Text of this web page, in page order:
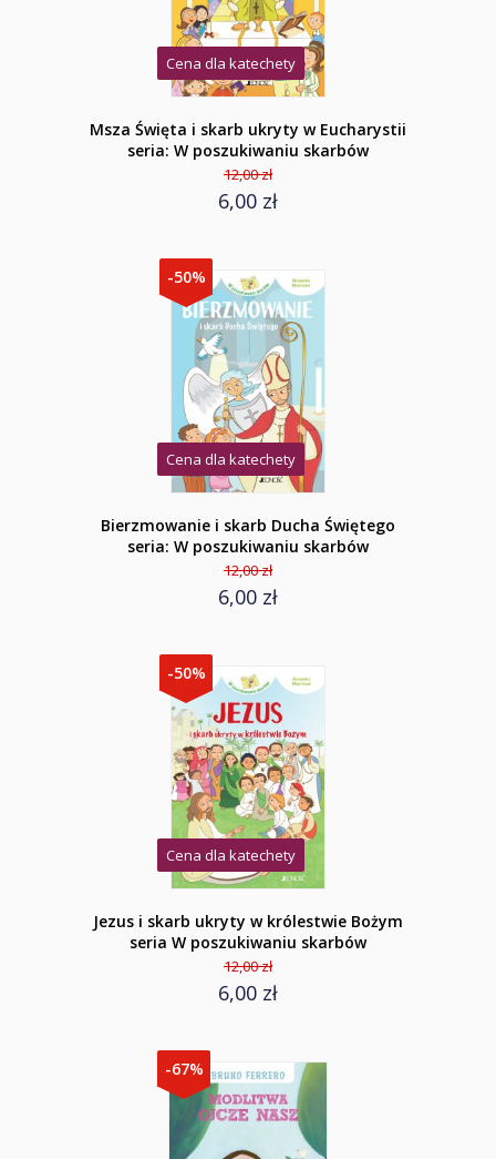
Cena dla katechety
Msza Święta i skarb ukryty w Eucharystii
seria: W poszukiwaniu skarbów
12,00 zł
6,00 zł
-50%
Cena dla katechety
Bierzmowanie i skarb Ducha Świętego
seria: W poszukiwaniu skarbów
12,00 zł
6,00 zł
-50%
Cena dla katechety
Jezus i skarb ukryty w królestwie Bożym
seria W poszukiwaniu skarbów
12,00 zł
6,00 zł
-67%